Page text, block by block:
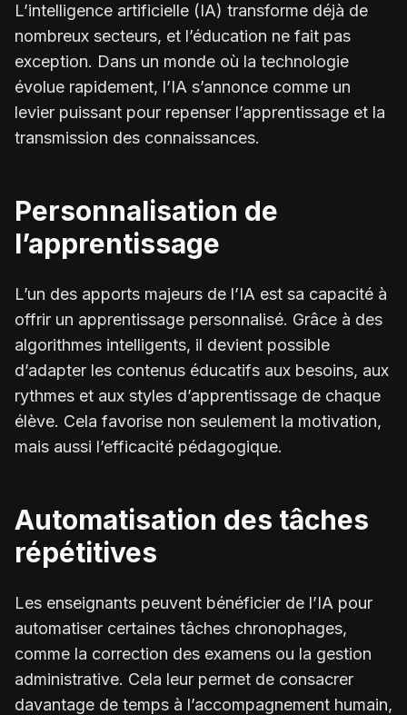
L’intelligence artificielle (IA) transforme déjà de
nombreux secteurs, et l’éducation ne fait pas
exception. Dans un monde où la technologie
évolue rapidement, l’IA s’annonce comme un
levier puissant pour repenser l’apprentissage et la
transmission des connaissances.
Personnalisation de
l’apprentissage
L’un des apports majeurs de l’IA est sa capacité à
offrir un apprentissage personnalisé. Grâce à des
algorithmes intelligents, il devient possible
d’adapter les contenus éducatifs aux besoins, aux
rythmes et aux styles d’apprentissage de chaque
élève. Cela favorise non seulement la motivation,
mais aussi l’efficacité pédagogique.
Automatisation des tâches
répétitives
Les enseignants peuvent bénéficier de l’IA pour
automatiser certaines tâches chronophages,
comme la correction des examens ou la gestion
administrative. Cela leur permet de consacrer
davantage de temps à l’accompagnement humain,